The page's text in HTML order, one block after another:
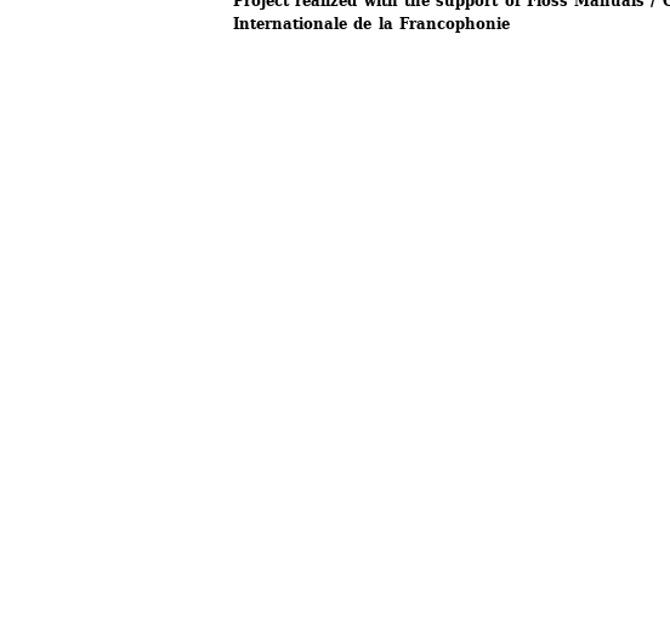
Internationale de la Francophonie